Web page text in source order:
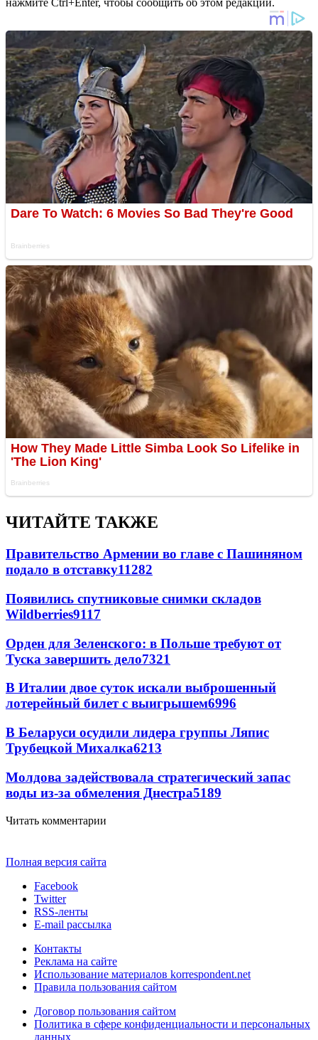
ЧИТАЙТЕ ТАКЖЕ
Правительство Армении во главе с Пашиняном
подало в отставку11282
Появились спутниковые снимки складов
Wildberries9117
Орден для Зеленского: в Польше требуют от
Туска завершить дело7321
В Италии двое суток искали выброшенный
лотерейный билет с выигрышем6996
В Беларуси осудили лидера группы Ляпис
Трубецкой Михалка6213
Молдова задействовала стратегический запас
воды из-за обмеления Днестра5189
Читать комментарии
Полная версия сайта
Facebook
Twitter
RSS-ленты
E-mail рассылка
Контакты
Реклама на сайте
Использование материалов korrespondent.net
Правила пользования сайтом
Договор пользования сайтом
Политика в сфере конфиденциальности и персональных
данных